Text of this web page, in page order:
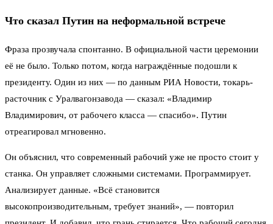
Что сказал Путин на неформальной встрече
Фраза прозвучала спонтанно. В официальной части церемонии
её не было. Только потом, когда награждённые подошли к
президенту. Один из них — по данным РИА Новости, токарь-
расточник с Уралвагонзавода — сказал: «Владимир
Владимирович, от рабочего класса — спасибо». Путин
отреагировал мгновенно.
Он объяснил, что современный рабочий уже не просто стоит у
станка. Он управляет сложными системами. Программирует.
Анализирует данные. «Всё становится
высокопроизводительным, требует знаний», — повторил